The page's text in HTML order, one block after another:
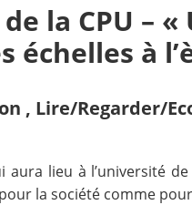
la CPU –
échelles à
, Lire/Regarder/
aura lieu à l’université
la société comme